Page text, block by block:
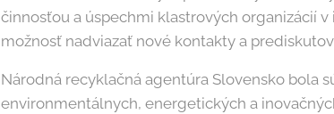
činnosťou a úspechmi klastrových organizácií
možnosť nadviazať nové kontakty a
Národná recyklačná agentúra Slovensko bola
environmentálnych, energetických a